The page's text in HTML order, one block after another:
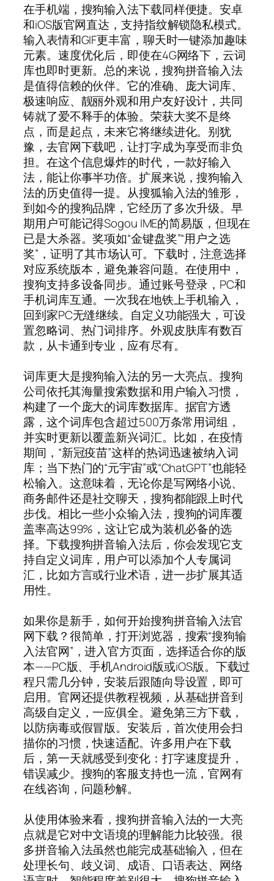
在手机端，搜狗输入法下载同样便捷。安卓
和iOS版官网直达，支持指纹解锁隐私模式。
输入表情和GIF更丰富，聊天时一键添加趣味
元素。速度优化后，即使在4G网络下，云词
库也即时更新。总的来说，搜狗拼音输入法
是值得信赖的伙伴。它的准确、庞大词库、
极速响应、靓丽外观和用户友好设计，共同
铸就了爱不释手的体验。荣获大奖不是终
点，而是起点，未来它将继续进化。别犹
豫，去官网下载吧，让打字成为享受而非负
担。在这个信息爆炸的时代，一款好输入
法，能让你事半功倍。扩展来说，搜狗输入
法的历史值得一提。从搜狐输入法的雏形，
到如今的搜狗品牌，它经历了多次升级。早
期用户可能记得Sogou IME的简易版，但现在
已是大杀器。奖项如“金键盘奖”“用户之选
奖”，证明了其市场认可。下载时，注意选择
对应系统版本，避免兼容问题。在使用中，
搜狗支持多设备同步。通过账号登录，PC和
手机词库互通。一次我在地铁上手机输入，
回到家PC无缝继续。自定义功能强大，可设
置忽略词、热门词排序。外观皮肤库有数百
款，从卡通到专业，应有尽有。
词库更大是搜狗输入法的另一大亮点。搜狗
公司依托其海量搜索数据和用户输入习惯，
构建了一个庞大的词库数据库。据官方透
露，这个词库包含超过500万条常用词组，
并实时更新以覆盖新兴词汇。比如，在疫情
期间，“新冠疫苗”这样的热词迅速被纳入词
库；当下热门的“元宇宙”或“ChatGPT”也能轻
松输入。这意味着，无论你是写网络小说、
商务邮件还是社交聊天，搜狗都能跟上时代
步伐。相比一些小众输入法，搜狗的词库覆
盖率高达99%，这让它成为装机必备的选
择。下载搜狗拼音输入法后，你会发现它支
持自定义词库，用户可以添加个人专属词
汇，比如方言或行业术语，进一步扩展其适
用性。
如果你是新手，如何开始搜狗拼音输入法官
网下载？很简单，打开浏览器，搜索“搜狗输
入法官网”，进入官方页面，选择适合你的版
本——PC版、手机Android版或iOS版。下载过
程只需几分钟，安装后跟随向导设置，即可
启用。官网还提供教程视频，从基础拼音到
高级自定义，一应俱全。避免第三方下载，
以防病毒或假冒版。安装后，首次使用会扫
描你的习惯，快速适配。许多用户在下载
后，第一天就感受到变化：打字速度提升，
错误减少。搜狗的客服支持也一流，官网有
在线咨询，问题秒解。
从使用体验来看，搜狗拼音输入法的一大亮
点就是它对中文语境的理解能力比较强。很
多拼音输入法虽然也能完成基础输入，但在
处理长句、歧义词、成语、口语表达、网络